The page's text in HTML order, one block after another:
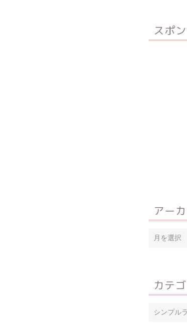
スポ
アー
カテ